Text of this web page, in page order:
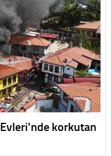
korkutan